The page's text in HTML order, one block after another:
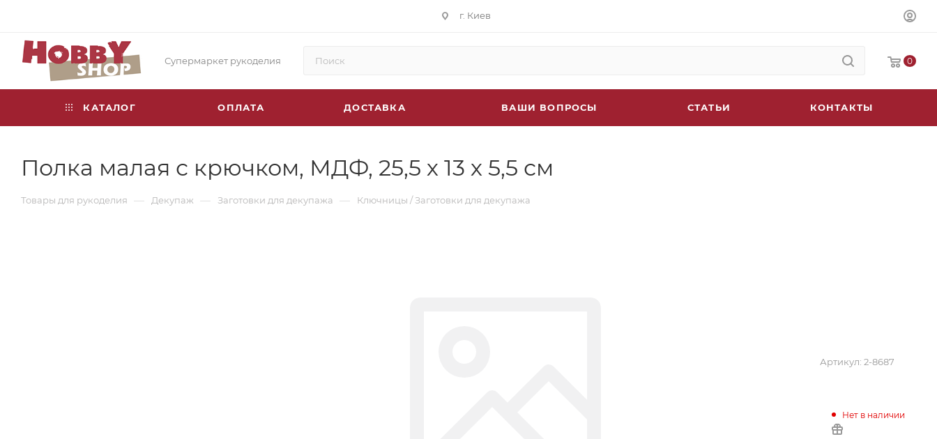
г. Киев
Супермаркет рукоделия 0
КАТАЛОГ ОПЛАТА ДОСТАВКА ВАШИ ВОПРОСЫ СТАТЬИ КОНТАКТЫ
Полка малая с крючком, МДФ, 25,5 х 13 х 5,5 см
Товары для рукоделия — Декупаж — Заготовки для декупажа — Ключницы / Заготовки для декупажа
Артикул: 2-8687
Нет в наличии